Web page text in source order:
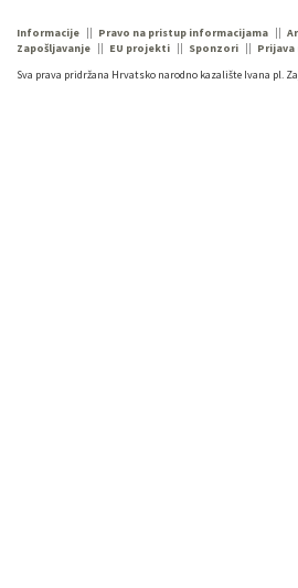
Informacije Pravo na pristup informacijama
Zapošljavanje
EU projekti Sponzori
Sva prava pridržana Hrvatsko narodno kazalište Ivana pl.